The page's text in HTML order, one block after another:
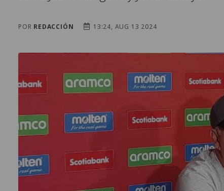
POR REDACCIÓN 13:24, AUG 13 2024